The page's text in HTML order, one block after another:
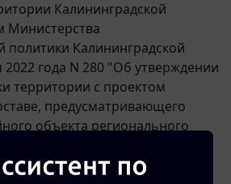
Калининградской
Министерства
политики Калининградской
2022 года N 280 "Об утверждении
территории с проектом
предусматривающего
объекта регионального
разворотных петель на
"Калининград - Мамоново II